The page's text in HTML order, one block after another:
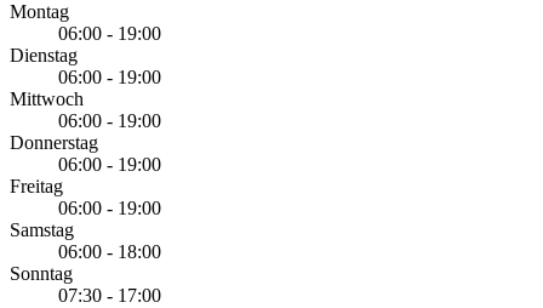
Montag
06:00 - 19:00
Dienstag
06:00 - 19:00
Mittwoch
06:00 - 19:00
Donnerstag
06:00 - 19:00
Freitag
06:00 - 19:00
Samstag
06:00 - 18:00
Sonntag
07:30 - 17:00